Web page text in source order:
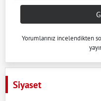
Yorumlarınız incelendikten
Siyaset